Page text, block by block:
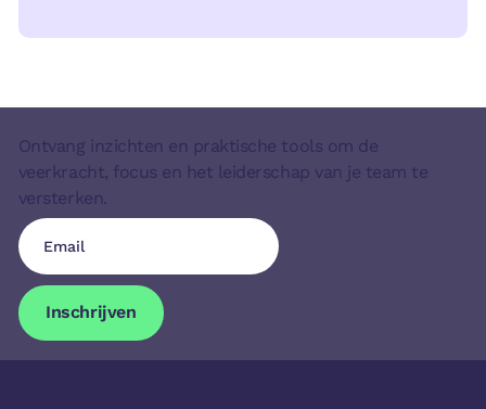
Ontvang inzichten en praktische tools om de
veerkracht, focus en het leiderschap van je team te
versterken.
Inschrijven
Inschrijven
FOOTER